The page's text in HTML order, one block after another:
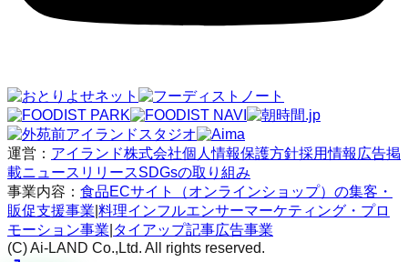
運営： アイランド株式会社個人情報保護方針採用情報 広告掲
載ニュースリリースSDGsの取り組み
事業内容： 食品ECサイト（オンラインショップ）の集客・
販促支援事業 料理インフルエンサーマーケティング・プロ
モーション事業 タイアップ記事広告事業
(C) Ai-LAND Co.,Ltd. All rights reserved.